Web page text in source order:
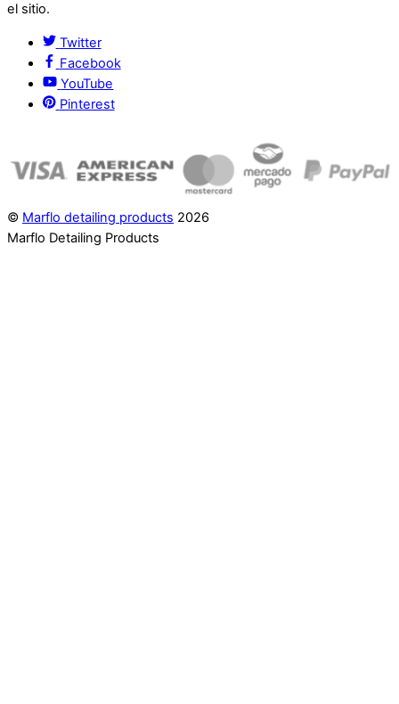
el sitio.
Twitter
Facebook
YouTube
Pinterest
© Marflo detailing products 2026
Marflo Detailing Products